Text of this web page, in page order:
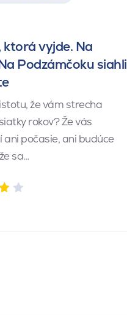
ktorá vyjde. Na
Podzámčoku siahli
že vám strecha
rokov? Že vás
ani počasie, ani budúce
sa…